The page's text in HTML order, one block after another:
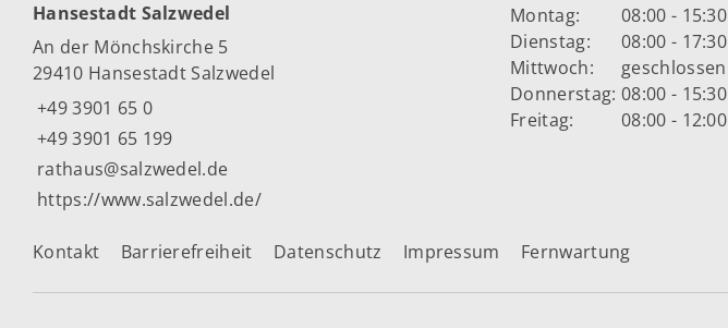
Hansestadt Salzwedel
An der Mönchskirche 5
29410 Hansestadt Salzwedel
+49 3901 65 0
+49 3901 65 199
rathaus@salzwedel.de
https://www.salzwedel.de/
Montag:
08:00 - 15:30
Dienstag:
08:00 - 17:30
Mittwoch:
geschlossen
Donnerstag: 08:00 - 15:30
Freitag:
08:00 - 12:00
Kontakt Barrierefreiheit Datenschutz Impressum Fernwartung